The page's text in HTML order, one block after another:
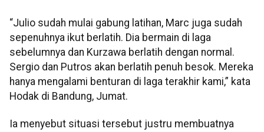
“Julio sudah mulai gabung latihan, Marc juga sudah
sepenuhnya ikut berlatih. Dia bermain di laga
sebelumnya dan Kurzawa berlatih dengan normal.
Sergio dan Putros akan berlatih penuh besok. Mereka
hanya mengalami benturan di laga terakhir kami,” kata
Hodak di Bandung, Jumat.
Ia menyebut situasi tersebut justru membuatnya